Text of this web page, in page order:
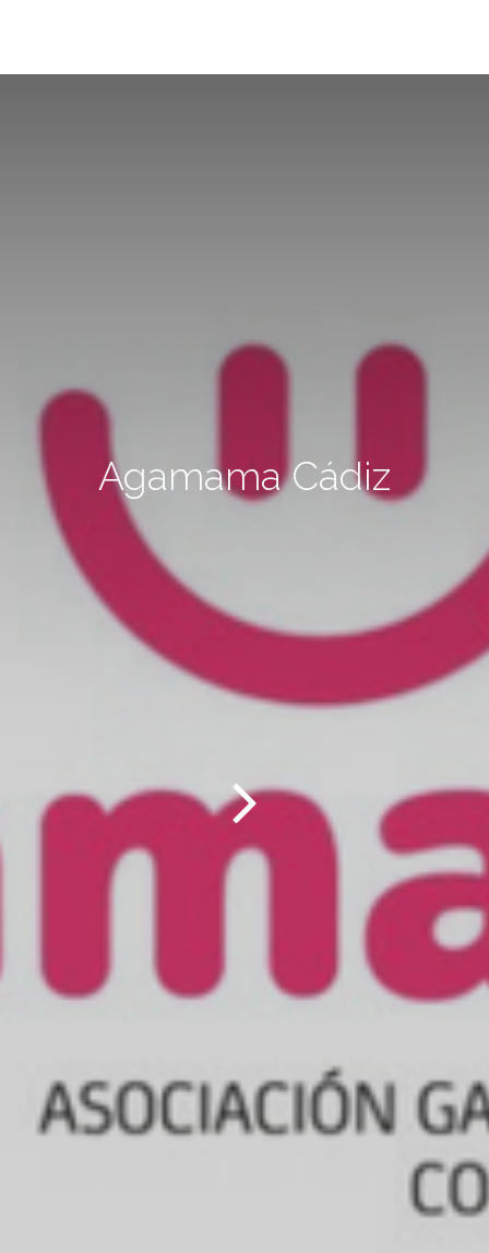
Agamama Cádiz